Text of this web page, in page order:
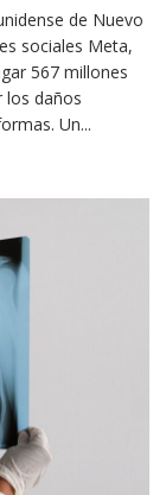
de Nuevo
sociales Meta,
567 millones
los daños
Un...